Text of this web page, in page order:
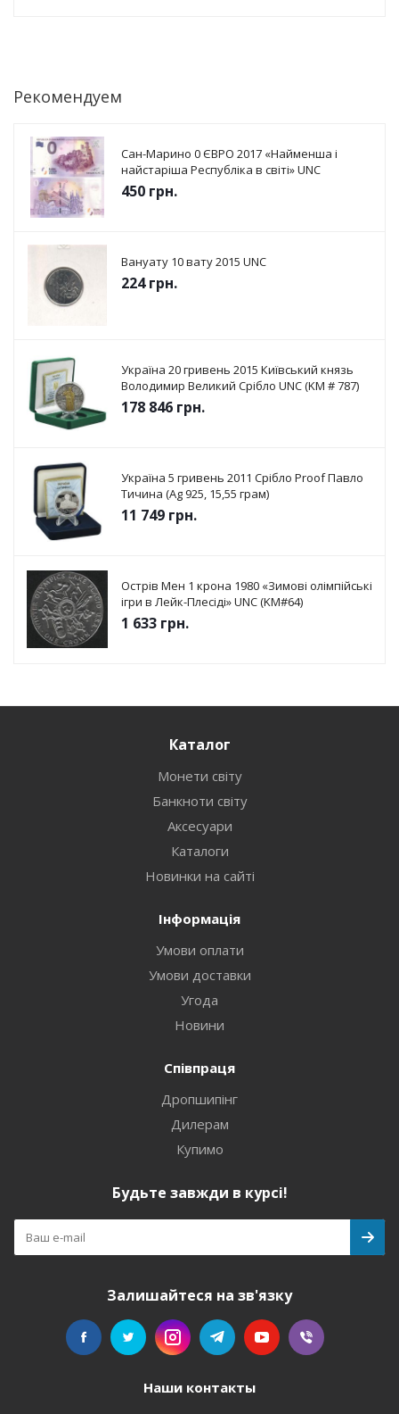
Рекомендуем
Сан-Марино 0 ЄВРО 2017 «Найменша і
найстаріша Республіка в світі» UNC
450 грн.
Вануату 10 вату 2015 UNC
224грн.
Україна 20 гривень 2015 Київський князь
Володимир Великий Срібло UNC (KM # 787)
178 846 грн.
Україна 5 гривень 2011 Срібло Proof Павло
Тичина (Ag 925, 15,55 грам)
11 749 грн.
Острів Мен 1 крона 1980 «Зимові олімпійські
ігри в Лейк-Плесіді» UNC (KM#64)
1 633 грн.
Каталог
Монети світу
Банкноти світу
Аксесуари
Каталоги
Новинки на сайті
Інформація
Умови оплати
Умови доставки
Угода
Новини
Співпраця
Дропшипінг
Дилерам
Купимо
Будьте завжди в курсі!
Залишайтеся на зв'язку
Наши контакты